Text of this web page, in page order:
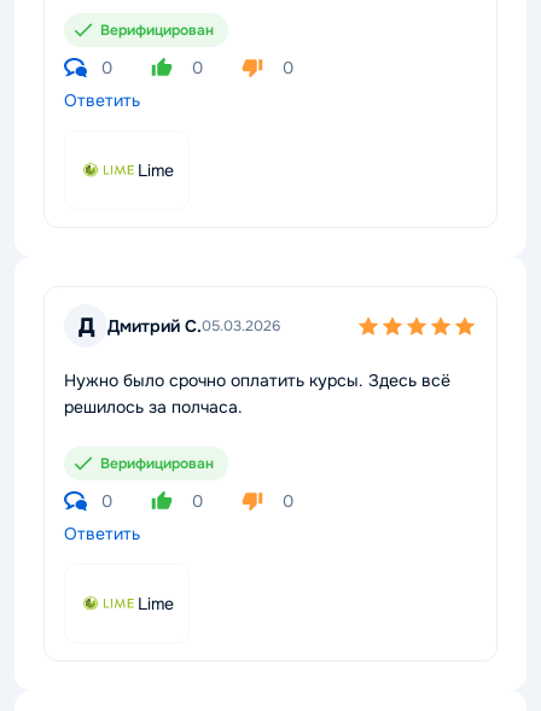
Верифицирован
0 0
0
Ответить
Lime
Д Дмитрий С.05.03.2026
Нужно было срочно оплатить курсы. Здесь всё
решилось за полчаса.
Верифицирован
0 0
0
Ответить
Lime